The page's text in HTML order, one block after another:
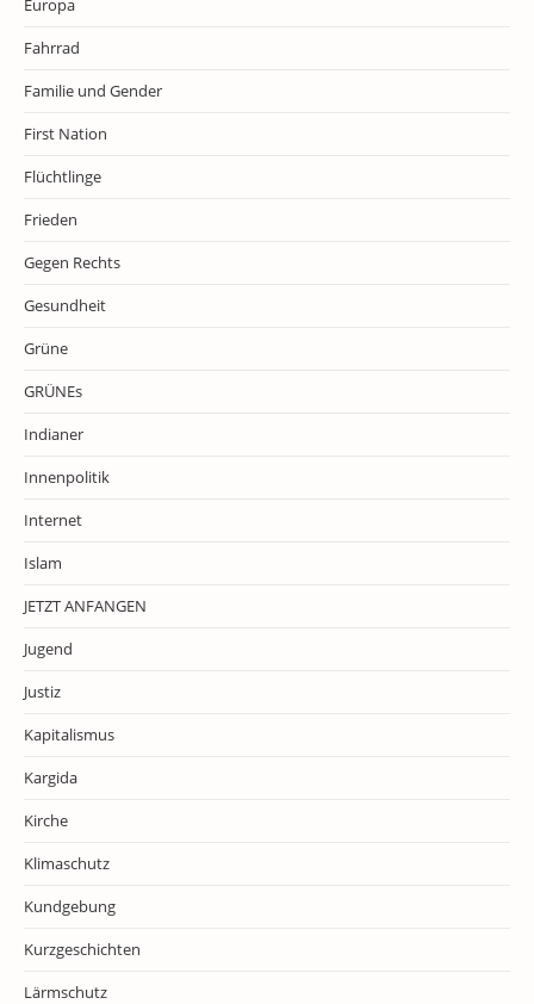
Europa
Fahrrad
Familie und Gender
First Nation
Flüchtlinge
Frieden
Gegen Rechts
Gesundheit
Grüne
GRÜNEs
Indianer
Innenpolitik
Internet
Islam
JETZT ANFANGEN
Jugend
Justiz
Kapitalismus
Kargida
Kirche
Klimaschutz
Kundgebung
Kurzgeschichten
Lärmschutz